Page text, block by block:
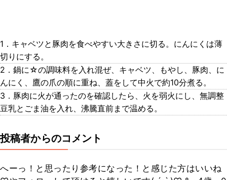
1．キャベツと豚肉を食べやすい大きさに切る。にんにくは薄
切りにする。
2．鍋に☆の調味料を入れ混ぜ、キャベツ、もやし、豚肉、に
んにく、鷹の爪の順に重ね、蓋をして中火で約10分煮る。
3．豚肉に火が通ったのを確認したら、火を弱火にし、無調整
豆乳とごま油を入れ、沸騰直前まで温める。
投稿者からのコメント
へーっ！と思ったり参考になった！と感じた方はいいね